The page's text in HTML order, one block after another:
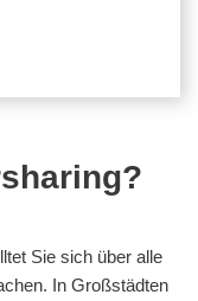
Sie sich über alle
In Großstädten